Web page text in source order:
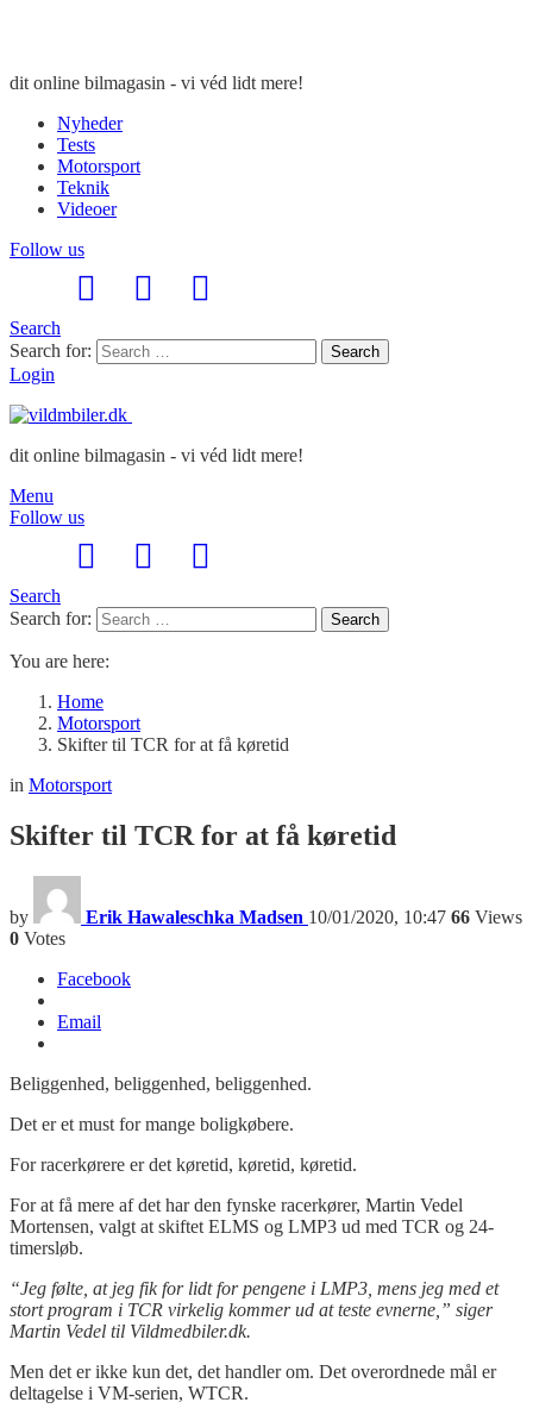
dit online bilmagasin - vi véd lidt mere!
Nyheder
Tests
Motorsport
Teknik
Videoer
Follow us
Search
Search for:
Search
Login
dit online bilmagasin - vi véd lidt mere!
Menu
Follow us
Search
Search for:
Search
You are here:
Home
Motorsport
Skifter til TCR for at få køretid
in Motorsport
Skifter til TCR for at få køretid
by Erik Hawaleschka Madsen 10/01/2020, 10:47 66 Views
0 Votes
Facebook
Email
Beliggenhed, beliggenhed, beliggenhed.
Det er et must for mange boligkøbere.
For racerkørere er det køretid, køretid, køretid.
For at få mere af det har den fynske racerkører, Martin Vedel
Mortensen, valgt at skiftet ELMS og LMP3 ud med TCR og 24-
timersløb.
“Jeg følte, at jeg fik for lidt for pengene i LMP3, mens jeg med et
stort program i TCR virkelig kommer ud at teste evnerne,” siger
Martin Vedel til Vildmedbiler.dk.
Men det er ikke kun det, det handler om. Det overordnede mål er
deltagelse i VM-serien, WTCR.